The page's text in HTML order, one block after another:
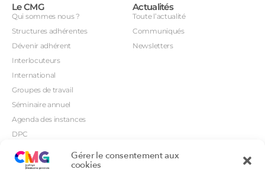
Gérer le consentement aux
cookies
Le CMG
Qui sommes nous ?
Structures adhérentes
Dévenir adhérent
Interlocuteurs
International
Groupes de travail
Séminaire annuel
Agenda des instances
DPC
Orientations prioritaires
Actualités
Toute l’actualité
Communiqués
Newsletters